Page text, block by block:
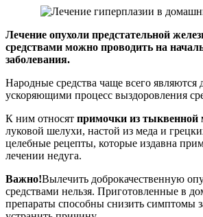
Лечение опухоли предстательной
средствами можно проводить на
заболевания.
Народные средства чаще всего
ускоряющими процесс выздоровления
К ним относят примочки из тыквенной
луковой шелухи, настой из меда и
целебные рецепты, которые издавна
лечении недуга.
Важно!Вылечить доброкачественную
средствами нельзя. Приготовленные в
препараты способны снизить симптомы